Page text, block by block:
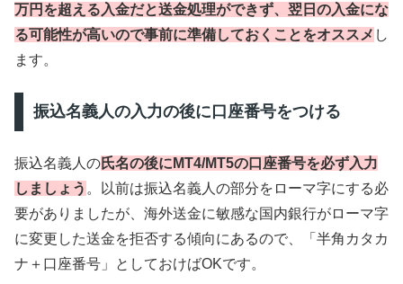
万円を超える入金だと送金処理ができず、翌日の入金にな
る可能性が高いので事前に準備しておくことをオススメ し
ます。
振込名義人の入力の後に口座番号をつける
振込名義人の氏名の後にMT4/MT5の口座番号を必ず入力
しましょう 。以前は振込名義人の部分をローマ字にする必
要がありましたが、海外送金に敏感な国内銀行がローマ字
に変更した送金を拒否する傾向にあるので、「半角カタカ
ナ＋口座番号」としておけばOKです。